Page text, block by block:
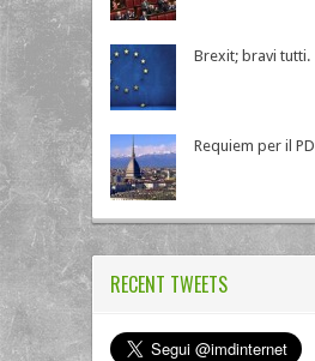
Brexit; bravi tutti.
Requiem per il PD
RECENT TWEETS